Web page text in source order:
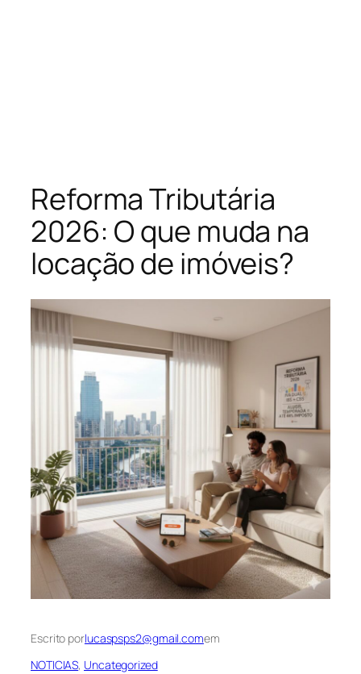
Reforma Tributária
2026: O que muda na
locação de imóveis?
Escrito porlucaspsps2@gmail.comem
NOTICIAS, Uncategorized